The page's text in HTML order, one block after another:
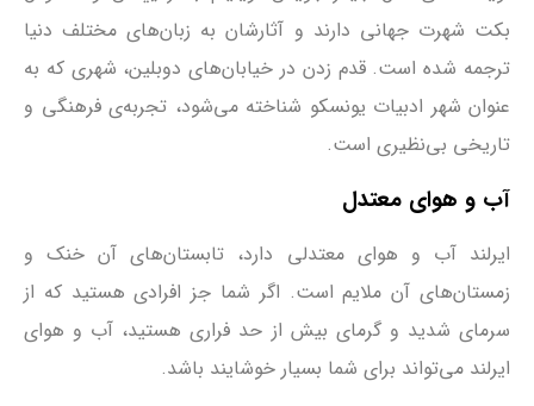
بکت شهرت جهانی دارند و آثارشان به زبان‌های مختلف دنیا
ترجمه شده است. قدم زدن در خیابا‌ن‌های دوبلین، شهری که به
عنوان شهر ادبیات یونسکو شناخته می‌شود، تجربه‌ی فرهنگی و
تاریخی بی‌نظیری است.
آب و هوای معتدل
ایرلند آب و هوای معتدلی دارد، تابستان‌های آن خنک و
زمستان‌های آن ملایم است. اگر شما جز افرادی هستید که از
سرمای شدید و گرمای بیش از حد فراری هستید، آب و هوای
ایرلند می‌تواند برای شما بسیار خوشایند باشد.